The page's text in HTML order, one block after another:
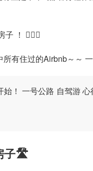
！ 💁🏻‍♂️
有住过的Airbnb～～
始！ 一号公路 自驾游
子🛣